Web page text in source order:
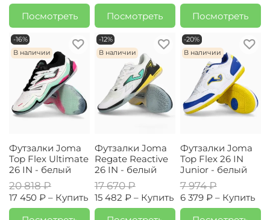
Посмотреть
Посмотреть
Посмотреть
-16%
В наличии
Футзалки Joma
Top Flex Ultimate
26 IN - белый
20 818 ₽
17 450 ₽ – Купить
-12%
В наличии
Футзалки Joma
Regate Reactive
26 IN - белый
17 670 ₽
15 482 ₽ – Купить
-20%
В наличии
Футзалки Joma
Top Flex 26 IN
Junior - белый
7 974 ₽
6 379 ₽ – Купить